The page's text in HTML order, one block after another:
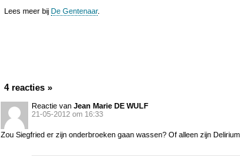
Lees meer bij De Gentenaar.
4 reacties »
Reactie van Jean Marie DE WULF
21-05-2012 om 16:33
Zou Siegfried er zijn onderbroeken gaan wassen? Of alleen zijn